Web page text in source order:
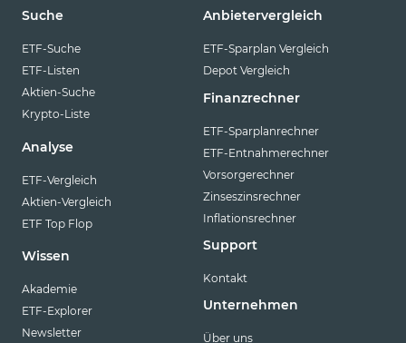
Suche
ETF-Suche
ETF-Listen
Aktien-Suche
Krypto-Liste
Analyse
ETF-Vergleich
Aktien-Vergleich
ETF Top Flop
Wissen
Akademie
ETF-Explorer
Newsletter
Anbietervergleich
ETF-Sparplan Vergleich
Depot Vergleich
Finanzrechner
ETF-Sparplanrechner
ETF-Entnahmerechner
Vorsorgerechner
Zinseszinsrechner
Inflationsrechner
Support
Kontakt
Unternehmen
Über uns